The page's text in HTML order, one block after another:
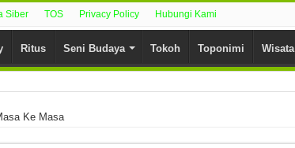
Siber TOS Privacy Policy Hubungi Kami
Ritus Seni Budaya Tokoh Toponimi Wisata
Ke Masa